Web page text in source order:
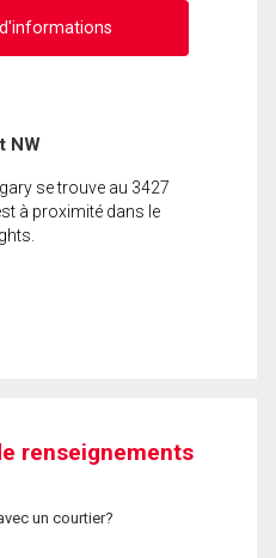
NW
se trouve au 3427
à proximité dans le
renseignements
un courtier?